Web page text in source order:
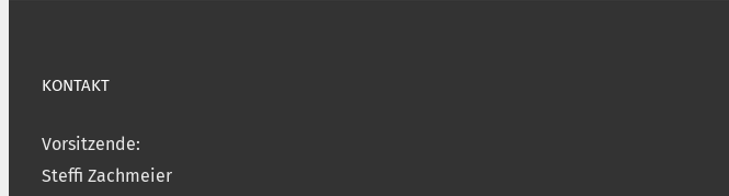
KONTAKT
Vorsitzende:
Steffi Zachmeier